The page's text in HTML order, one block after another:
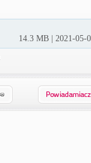
14.3 MB | 2021-05-